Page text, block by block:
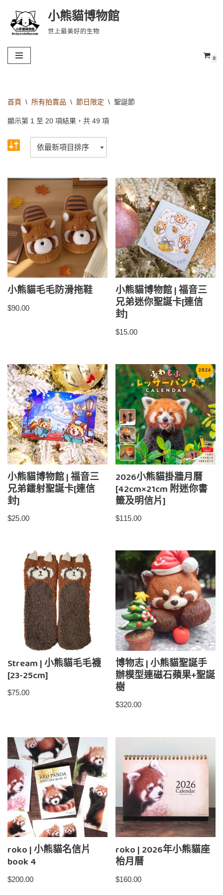
Skip
content
小熊貓博物館
世上最美好的生物
0
首頁 \ 所有拍賣品 \ 節日限定 \ 聖誕節
顯示第 1 至 20 項結果，共 49 項
小熊貓毛毛防滑拖鞋
$90.00
小熊貓博物館 | 福音三
兄弟迷你聖誕卡[連信
封]
$15.00
小熊貓博物館 | 福音三
兄弟鐳射聖誕卡[連信
封]
$25.00
2026小熊貓掛牆月曆
[42cm×21cm 附迷你書
籤及明信片]
$115.00
Stream | 小熊貓毛毛襪
[23-25cm]
$75.00
博物志 | 小熊貓聖誕手
辦模型連磁石蘋果+聖誕
樹
$320.00
roko | 小熊貓名信片
book 4
$200.00
roko | 2026年小熊貓座
枱月曆
$160.00